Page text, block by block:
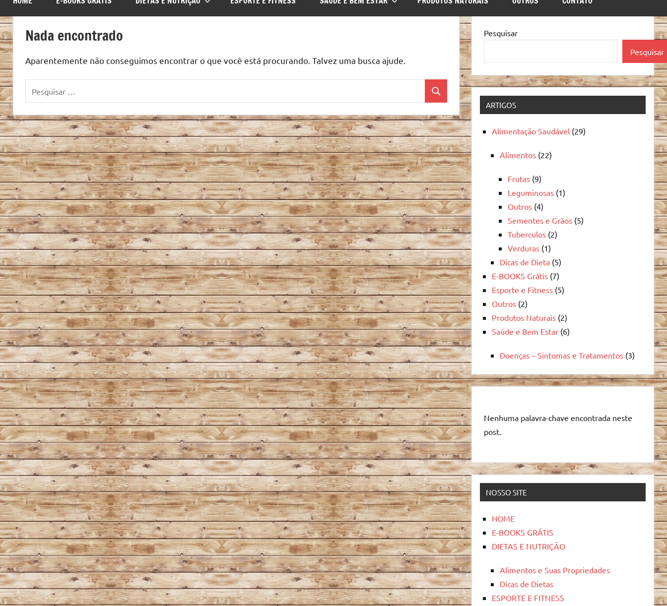
Nada encontrado
Aparentemente não conseguimos encontrar o que você está procurando. Talvez uma busca ajude.
Pesquisar
por:
Pesquisa
Pesquisar
Pesquisar
ARTIGOS
Alimentação Saudável (29)
Alimentos (22)
Frutas (9)
Leguminosas (1)
Outros (4)
Sementes e Grãos (5)
Tuberculos (2)
Verduras (1)
Dicas de Dieta (5)
E-BOOKS Grátis (7)
Esporte e Fitness (5)
Outros (2)
Produtos Naturais (2)
Saúde e Bem Estar (6)
Doenças – Sintomas e Tratamentos (3)
Nenhuma palavra-chave encontrada neste
post.
NOSSO SITE
HOME
E-BOOKS GRÁTIS
DIETAS E NUTRIÇÃO
Alimentos e Suas Propriedades
Dicas de Dietas
ESPORTE E FITNESS